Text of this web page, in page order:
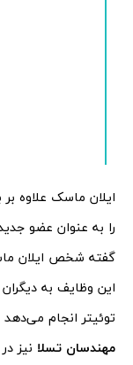
ایلان ماسک علاوه بر
را به عنوان عضو
گفته شخص ایلان
این وظایف به
توئیتر انجام
مهندسان تسلا نیز